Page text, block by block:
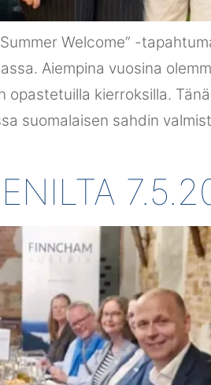
Welcome” -
Aiempina vuosina
kierroksilla.
suomalaisen sahdin